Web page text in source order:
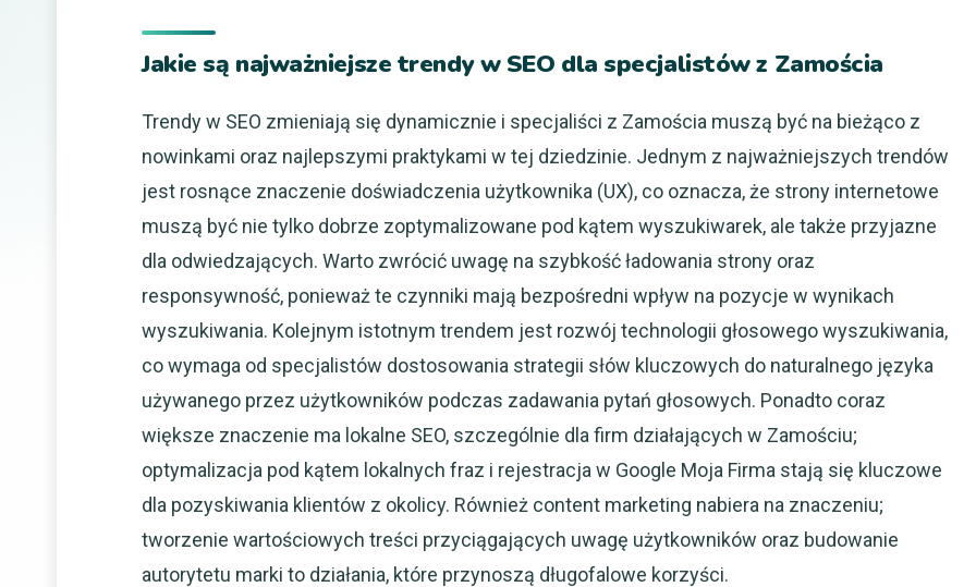
Jakie są najważniejsze trendy w SEO dla specjalistów z Zamościa
Trendy w SEO zmieniają się dynamicznie i specjaliści z Zamościa muszą być na bieżąco z
nowinkami oraz najlepszymi praktykami w tej dziedzinie. Jednym z najważniejszych trendów
jest rosnące znaczenie doświadczenia użytkownika (UX), co oznacza, że strony internetowe
muszą być nie tylko dobrze zoptymalizowane pod kątem wyszukiwarek, ale także przyjazne
dla odwiedzających. Warto zwrócić uwagę na szybkość ładowania strony oraz
responsywność, ponieważ te czynniki mają bezpośredni wpływ na pozycje w wynikach
wyszukiwania. Kolejnym istotnym trendem jest rozwój technologii głosowego wyszukiwania,
co wymaga od specjalistów dostosowania strategii słów kluczowych do naturalnego języka
używanego przez użytkowników podczas zadawania pytań głosowych. Ponadto coraz
większe znaczenie ma lokalne SEO, szczególnie dla firm działających w Zamościu;
optymalizacja pod kątem lokalnych fraz i rejestracja w Google Moja Firma stają się kluczowe
dla pozyskiwania klientów z okolicy. Również content marketing nabiera na znaczeniu;
tworzenie wartościowych treści przyciągających uwagę użytkowników oraz budowanie
autorytetu marki to działania, które przynoszą długofalowe korzyści.